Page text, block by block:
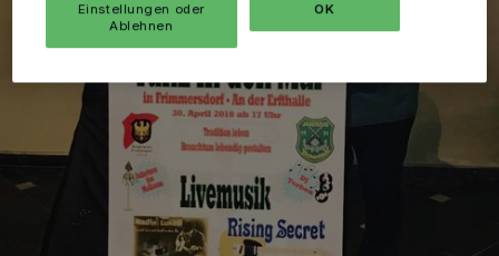
Einstellungen oder
Ablehnen
OK